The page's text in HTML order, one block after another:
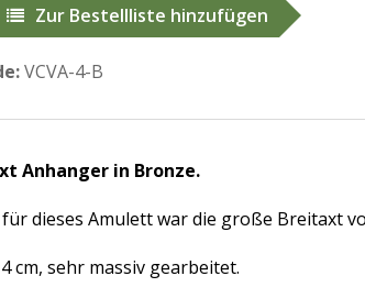
Zur Bestellliste hinzufügen
VCVA-4-B
Anhanger in Bronze.
dieses Amulett war die große Breitaxt
cm, sehr massiv gearbeitet.